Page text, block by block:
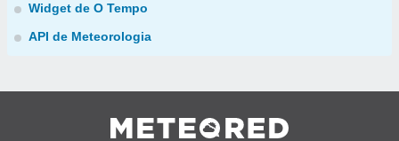
Widget de O Tempo
API de Meteorologia